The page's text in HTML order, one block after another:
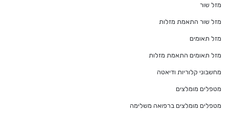
מזל שור
מזל שור התאמת מזלות
מזל תאומים
מזל תאומים התאמת מזלות
מחשבוני קלוריות ודיאטה
מטפלים מומלצים
מטפלים מומלצים ברפואה משלימה